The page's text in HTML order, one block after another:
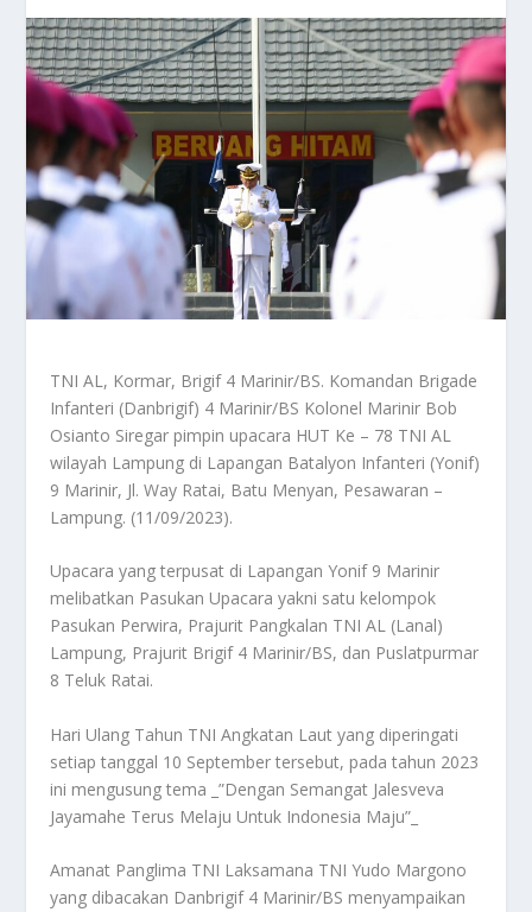
TNI AL, Kormar, Brigif 4 Marinir/BS. Komandan Brigade
Infanteri (Danbrigif) 4 Marinir/BS Kolonel Marinir Bob
Osianto Siregar pimpin upacara HUT Ke – 78 TNI AL
wilayah Lampung di Lapangan Batalyon Infanteri (Yonif)
9 Marinir, Jl. Way Ratai, Batu Menyan, Pesawaran –
Lampung. (11/09/2023).
Upacara yang terpusat di Lapangan Yonif 9 Marinir
melibatkan Pasukan Upacara yakni satu kelompok
Pasukan Perwira, Prajurit Pangkalan TNI AL (Lanal)
Lampung, Prajurit Brigif 4 Marinir/BS, dan Puslatpurmar
8 Teluk Ratai.
Hari Ulang Tahun TNI Angkatan Laut yang diperingati
setiap tanggal 10 September tersebut, pada tahun 2023
ini mengusung tema _”Dengan Semangat Jalesveva
Jayamahe Terus Melaju Untuk Indonesia Maju”_
Amanat Panglima TNI Laksamana TNI Yudo Margono
yang dibacakan Danbrigif 4 Marinir/BS menyampaikan